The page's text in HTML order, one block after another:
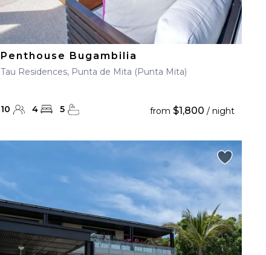
Penthouse Bugambilia
Tau Residences, Punta de Mita (Punta Mita)
10 4 5 from $1,800 / night